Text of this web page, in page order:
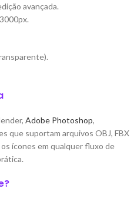
avançada.
Adobe Photoshop,
que suportam arquivos OBJ, FBX
ícones em qualquer fluxo de